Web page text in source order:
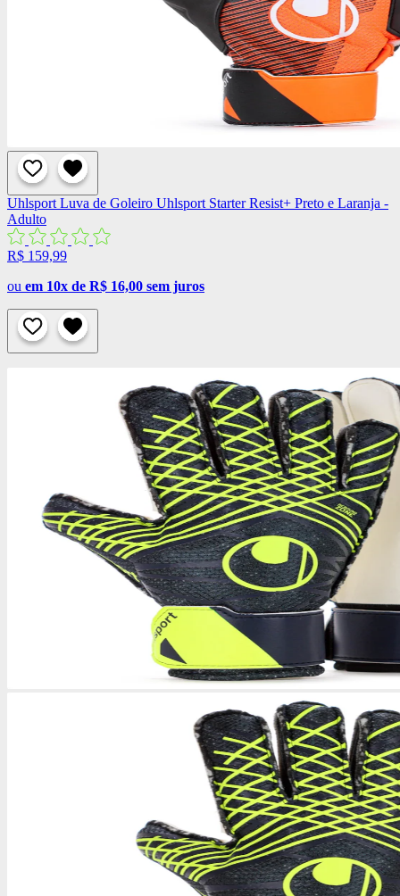
Uhlsport Luva de Goleiro Uhlsport Starter Resist+ Preto e Laranja -
Adulto
R$ 159,99
ou em 10x de R$ 16,00 sem juros